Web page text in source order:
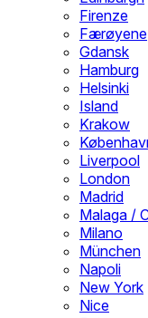
Firenze
Færøyene
Gdansk
Hamburg
Helsinki
Island
Krakow
Liverpool
London
Madrid
Malaga /
Milano
München
Napoli
New York
Nice